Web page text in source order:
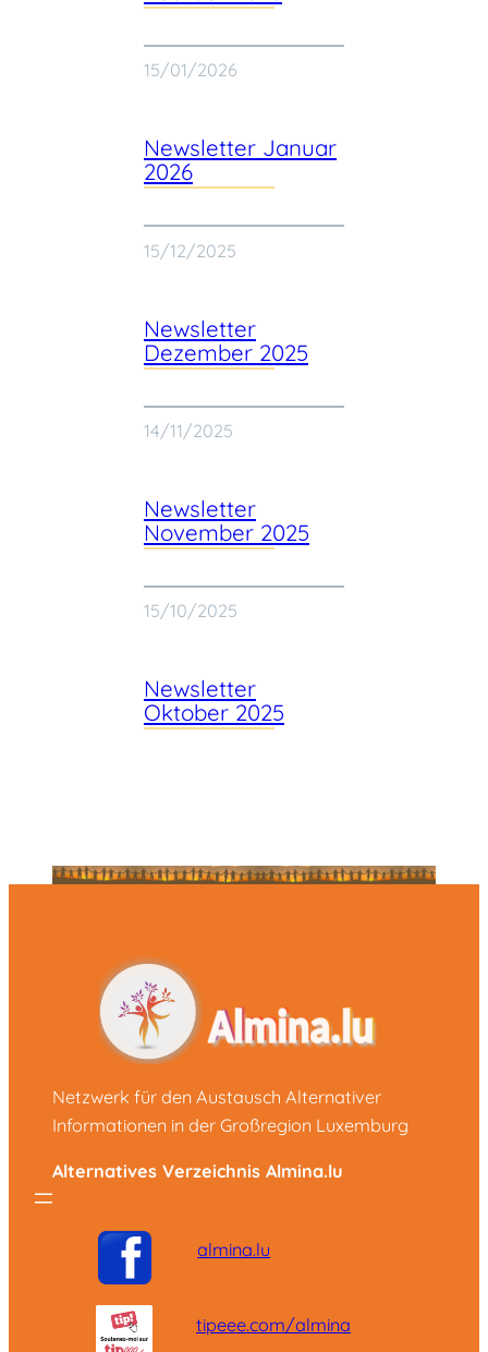
15/01/2026
Newsletter Januar
2026
15/12/2025
Newsletter
Dezember 2025
14/11/2025
Newsletter
November 2025
15/10/2025
Newsletter
Oktober 2025
Netzwerk für den Austausch Alternativer
Informationen in der Großregion Luxemburg
Alternatives Verzeichnis Almina.lu
almina.lu
tipeee.com/almina